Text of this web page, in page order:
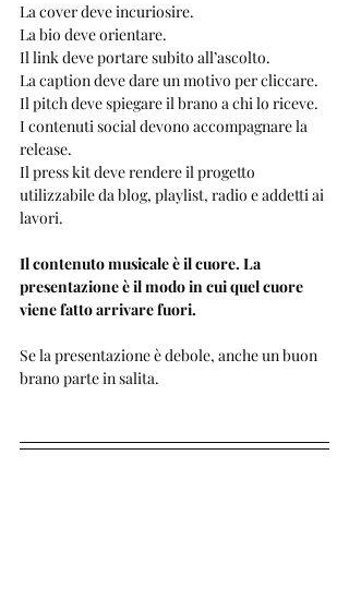
La cover deve incuriosire.
La bio deve orientare.
Il link deve portare subito all’ascolto.
La caption deve dare un motivo per cliccare.
Il pitch deve spiegare il brano a chi lo riceve.
I contenuti social devono accompagnare la
release.
Il press kit deve rendere il progetto
utilizzabile da blog, playlist, radio e addetti ai
lavori.
Il contenuto musicale è il cuore. La
presentazione è il modo in cui quel cuore
viene fatto arrivare fuori.
Se la presentazione è debole, anche un buon
brano parte in salita.